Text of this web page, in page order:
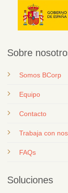
Sobre
Somos BCorp
Equipo
Contacto
Trabaja con
FAQs
Soluciones